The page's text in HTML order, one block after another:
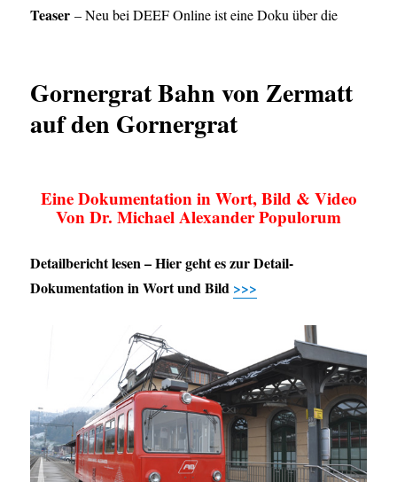
Teaser – Neu bei DEEF Online ist eine Doku über die
Gornergrat Bahn von Zermatt
auf den Gornergrat
Eine Dokumentation in Wort, Bild & Video
Von Dr. Michael Alexander Populorum
Detailbericht lesen – Hier geht es zur Detail-
Dokumentation in Wort und Bild >>>